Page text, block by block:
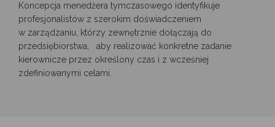
Koncepcja menedżera tymczasowego identyfikuje
profesjonalistów z szerokim doświadczeniem
w zarządzaniu, którzy zewnętrznie dołączają do
przedsiębiorstwa, aby realizować konkretne zadanie
kierownicze przez określony czas i z wcześniej
zdefiniowanymi celami.